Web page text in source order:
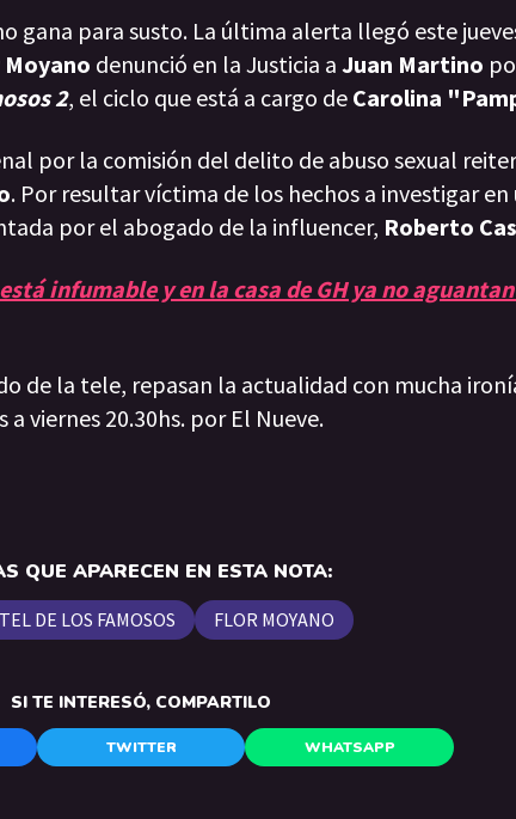
gana para susto. La última alerta llegó este
Moyano denunció en la Justicia a Juan Martino
2, el ciclo que está a cargo de Carolina
por la comisión del delito de abuso sexual
. Por resultar víctima de los hechos a investigar
por el abogado de la influencer, Roberto
infumable y en la casa de GH ya no
de la tele, repasan la actualidad con mucha
viernes 20.30hs. por El Nueve.
QUE APARECEN EN ESTA NOTA:
DE LOS FAMOSOS FLOR MOYANO
SI TE INTERESÓ, COMPARTILO
TWITTER WHATSAPP